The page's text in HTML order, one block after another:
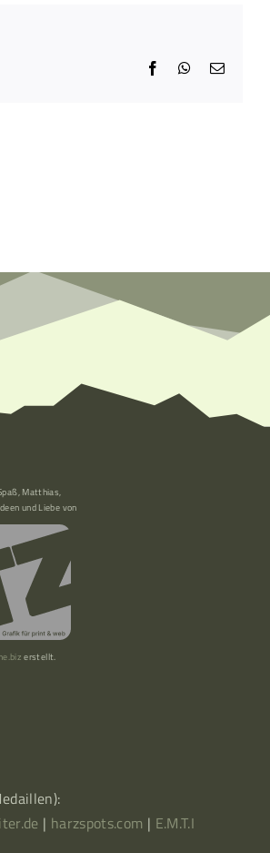
Facebook
WhatsApp
E-
Matthias,
und Liebe von
erstellt.
| harzspots.com | E.M.T.I